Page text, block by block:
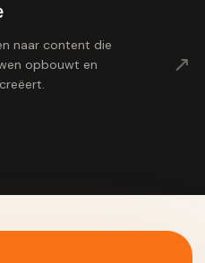
naar content die
opbouwt en
↗